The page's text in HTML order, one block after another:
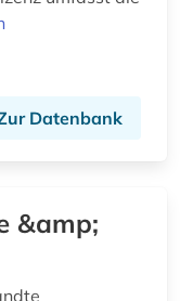
Datenbank
&amp;